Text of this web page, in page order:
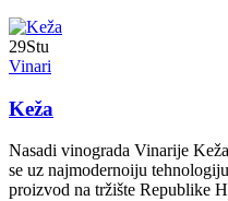
29Stu
Vinari
Keža
Nasadi vinograda Vinarije
se uz najmodernoiju
proizvod na tržište Republike